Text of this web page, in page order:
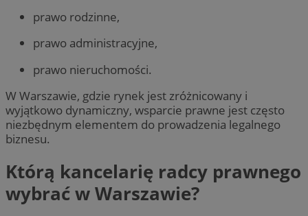
prawo rodzinne,
prawo administracyjne,
prawo nieruchomości.
W Warszawie, gdzie rynek jest zróżnicowany i
wyjątkowo dynamiczny, wsparcie prawne jest często
niezbędnym elementem do prowadzenia legalnego
biznesu.
Którą kancelarię radcy prawnego
wybrać w Warszawie?